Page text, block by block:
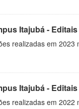
Itajubá -
realizadas em 2023
Itajubá -
realizadas em 2022